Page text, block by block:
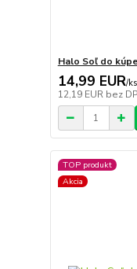
Halo Soľ do
14,99 EUR/ks
12,19 EUR bez
TOP produkt
Akcia